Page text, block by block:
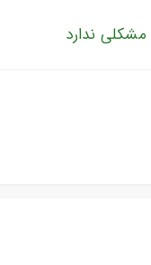
مشکلی ندارد